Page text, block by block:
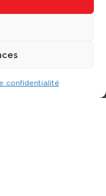
confidentialité